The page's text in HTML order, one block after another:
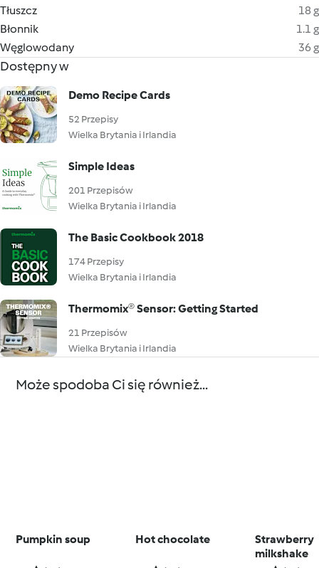
Tłuszcz
18 g
Błonnik
1.1 g
Węglowodany
36 g
Dostępny w
Demo Recipe Cards
52 Przepisy
Wielka Brytania i Irlandia
Simple Ideas
201 Przepisów
Wielka Brytania i Irlandia
The Basic Cookbook 2018
174 Przepisy
Wielka Brytania i Irlandia
Thermomix® Sensor: Getting Started
21 Przepisów
Wielka Brytania i Irlandia
Może spodoba Ci się również...
Pumpkin soup Hot chocolate
Strawberry
milkshake